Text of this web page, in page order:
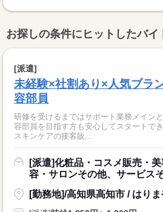
お探しの条件にヒットしたバイ
[派遣]
未経験×社割あり×人気ブラ
容部員
研修を受けるまではサポート業務メイン
容部員を目指す方も安心してスタートで
スキンケアの接客販...
[派遣]化粧品・コスメ販売・
容・サロンその他、サービス
[勤務地]/高知県高知市 / はり